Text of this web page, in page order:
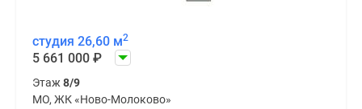
студия 26,60 м2
5 661 000 ₽
Этаж8/9
МО, ЖК «Ново-Молоково»